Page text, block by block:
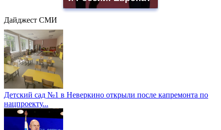
Дайджест СМИ
Детский сад №1 в Неверкино открыли после капремонта по
нацпроекту...